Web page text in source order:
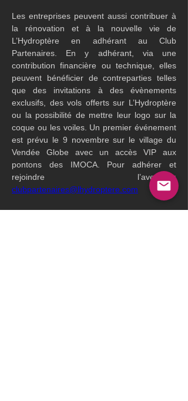
Les entreprises peuvent aussi contribuer à
la rénovation et à la nouvelle vie de
L’Hydroptère en adhérant au Club
Partenaires. En y adhérant, via une
contribution financière ou technique, elles
peuvent bénéficier de contreparties telles
que des invitations à des évènements
exclusifs, des vols offerts sur L’Hydroptère
ou la possibilité de mettre leur logo sur la
coque ou les voiles. Un premier événement
est prévu le 9 novembre sur le village du
Vendée Globe avec un accès VIP aux
pontons des IMOCA. Pour adhérer et
rejoindre l’aventure:
clubpartenaires@lhydroptere.com